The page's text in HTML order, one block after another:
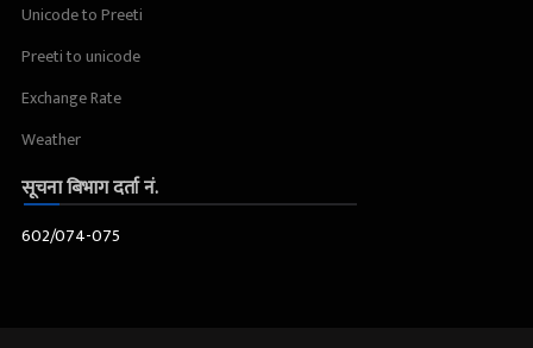
Unicode to Preeti
Preeti to unicode
Exchange Rate
Weather
सूचना बिभाग दर्ता नं.
602/074-075